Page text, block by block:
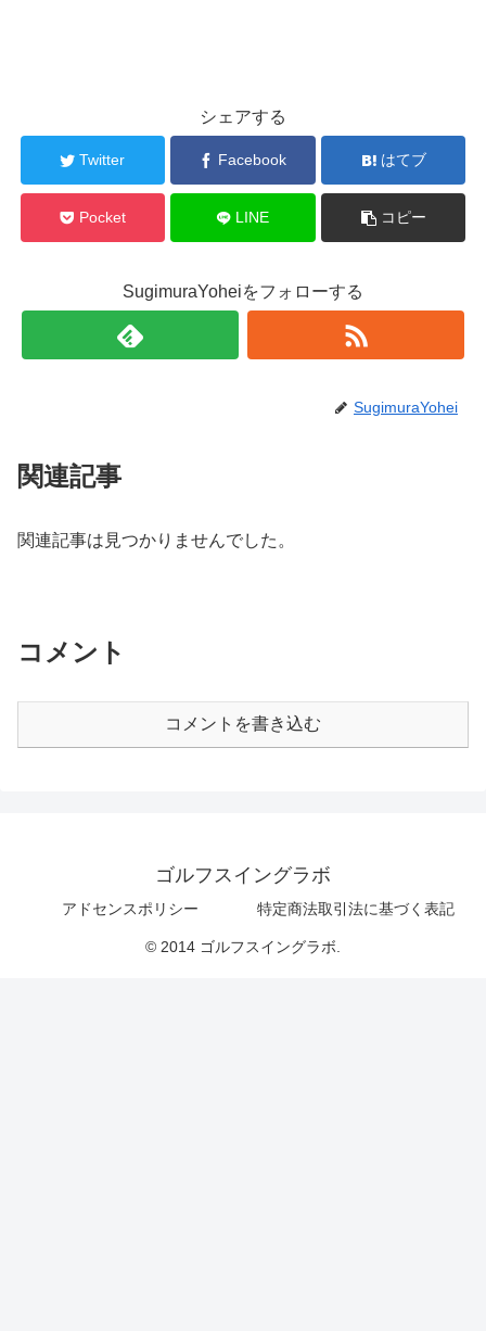
シェアする
Twitter Facebook はてブ
Pocket LINE コピー
SugimuraYoheiをフォローする
SugimuraYohei
関連記事
関連記事は見つかりませんでした。
コメント
コメントを書き込む
ゴルフスイングラボ
アドセンスポリシー 特定商法取引法に基づく表記
© 2014 ゴルフスイングラボ.